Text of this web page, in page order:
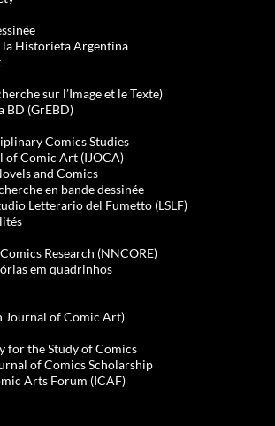
la Historieta Argentina
sur l’Image et le Texte)
BD (GrEBD)
Comics Studies
of Comic Art (IJOCA)
and Comics
en bande dessinée
Letterario del Fumetto (LSLF)
Research (NNCORE)
em quadrinhos
Journal of Comic Art)
for the Study of Comics
of Comics Scholarship
Arts Forum (ICAF)